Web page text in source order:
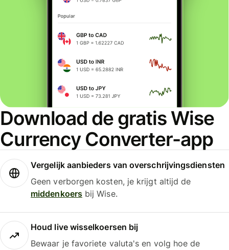
Download de gratis Wise
Currency Converter-app
Vergelijk aanbieders van overschrijvingsdiensten
Geen verborgen kosten, je krijgt altijd de
middenkoersbij Wise.
Houd live wisselkoersen bij
Bewaar je favoriete valuta's en volg hoe de